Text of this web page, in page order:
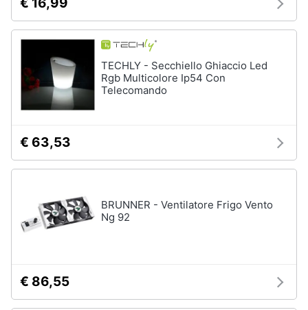
Arredo
Brico
e
Giardinaggio
e
igiene
Giocattoli
infanzia
TECHLY - Secchiello Ghiaccio Led
Rgb Multicolore Ip54 Con
Telecomando
€ 63,53
BRUNNER - Ventilatore Frigo Vento
Ng 92
€ 86,55